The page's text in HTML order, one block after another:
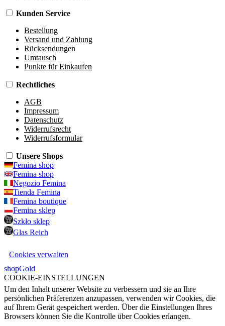
Kunden Service
Bestellung
Versand und Zahlung
Rücksendungen
Umtausch
Punkte für Einkaufen
Rechtliches
AGB
Impressum
Datenschutz
Widerrufsrecht
Widerrufsformular
Unsere Shops
Femina shop
Femina shop
Negozio Femina
Tienda Femina
Femina boutique
Femina sklep
Szkło sklep
Glas Reich
Cookies verwalten
shopGold
COOKIE-EINSTELLUNGEN
Um den Inhalt unserer Website zu verbessern und sie an Ihre
persönlichen Präferenzen anzupassen, verwenden wir Cookies, die
auf Ihrem Gerät gespeichert werden. Über die Einstellungen Ihres
Browsers können Sie die Kontrolle über Cookies erlangen.